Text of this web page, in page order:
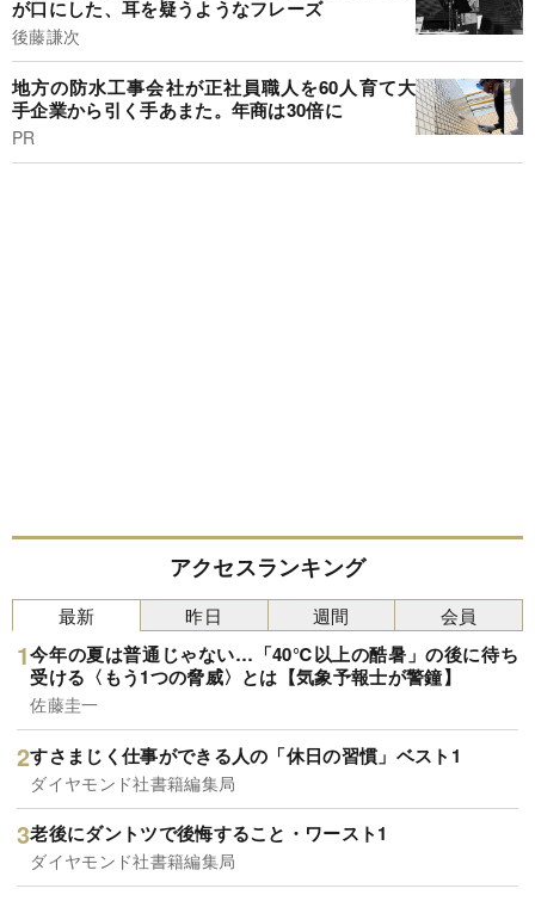
が口にした、耳を疑うようなフレーズ
後藤謙次
地方の防水工事会社が正社員職人を60人育て大
手企業から引く手あまた。年商は30倍に
PR
アクセスランキング
最新
今年の夏は普通じゃない…「40℃以上の酷暑」の後に待ち
受ける〈もう1つの脅威〉とは【気象予報士が警鐘】
佐藤圭一
すさまじく仕事ができる人の「休日の習慣」ベスト1
ダイヤモンド社書籍編集局
老後にダントツで後悔すること・ワースト1
ダイヤモンド社書籍編集局
昨日 週間 会員